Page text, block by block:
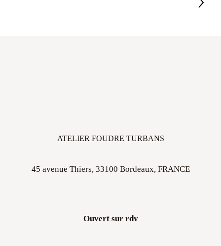
ATELIER FOUDRE TURBANS
45 avenue Thiers, 33100 Bordeaux, FRANCE
Ouvert sur rdv